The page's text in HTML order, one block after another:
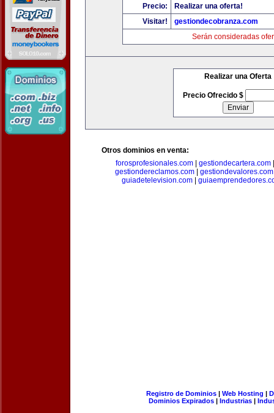
Precio:
Realizar una oferta!
Visitar!
gestiondecobranza.com
Serán consideradas
Realizar una Oferta
Precio Ofrecido $
Otros dominios en venta:
forosprofesionales.com
gestiondecartera.com
gestiondereclamos.com| gestiondevalores.com
guiadetelevision.com
Registro de Dominios| Web Hosting |
Dominios Expirados | Industrias |